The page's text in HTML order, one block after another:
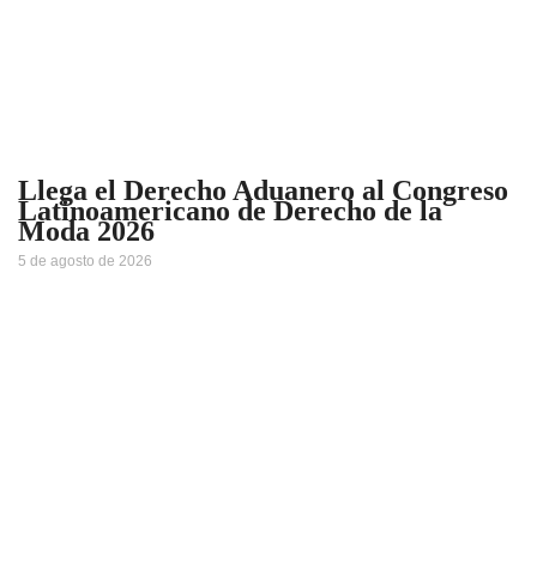
Llega el Derecho Aduanero al Congreso
Latinoamericano de Derecho de la
Moda 2026
5 de agosto de 2026